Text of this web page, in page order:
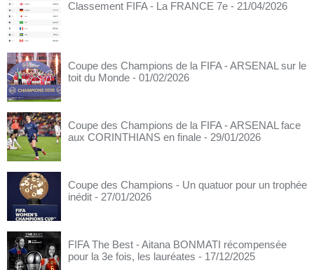
Classement FIFA - La FRANCE 7e - 21/04/2026
Coupe des Champions de la FIFA - ARSENAL sur le
toit du Monde - 01/02/2026
Coupe des Champions de la FIFA - ARSENAL face
aux CORINTHIANS en finale - 29/01/2026
Coupe des Champions - Un quatuor pour un trophée
inédit - 27/01/2026
FIFA The Best - Aitana BONMATI récompensée
pour la 3e fois, les lauréates - 17/12/2025